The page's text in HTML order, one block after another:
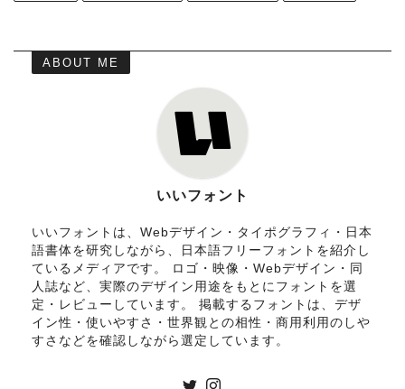
ABOUT ME
いいフォント
いいフォントは、Webデザイン・タイポグラフィ・日本
語書体を研究しながら、日本語フリーフォントを紹介し
ているメディアです。 ロゴ・映像・Webデザイン・同
人誌など、実際のデザイン用途をもとにフォントを選
定・レビューしています。 掲載するフォントは、デザ
イン性・使いやすさ・世界観との相性・商用利用のしや
すさなどを確認しながら選定しています。